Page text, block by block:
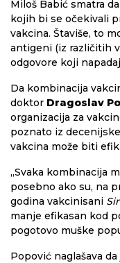
Miloš Babić smatra
kojih bi se očekivali
vakcina. Štaviše, to
antigeni (iz različitih
odgovore koji
Da kombinacija
doktor Dragoslav
organizacija za
poznato iz
vakcina može biti
„Svaka kombinacija
posebno ako su, na
godina vakcinisani
manje efikasan kod
pogotovo muške
Popović naglašava